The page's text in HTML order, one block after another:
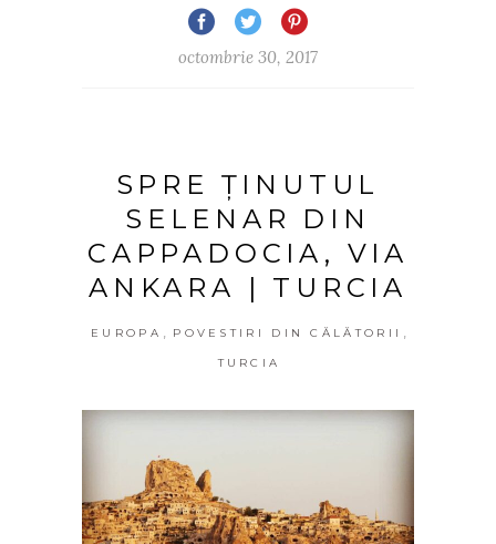
octombrie 30, 2017
SPRE ȚINUTUL
SELENAR DIN
CAPPADOCIA, VIA
ANKARA | TURCIA
EUROPA POVESTIRI DIN CĂLĂTORII
TURCIA